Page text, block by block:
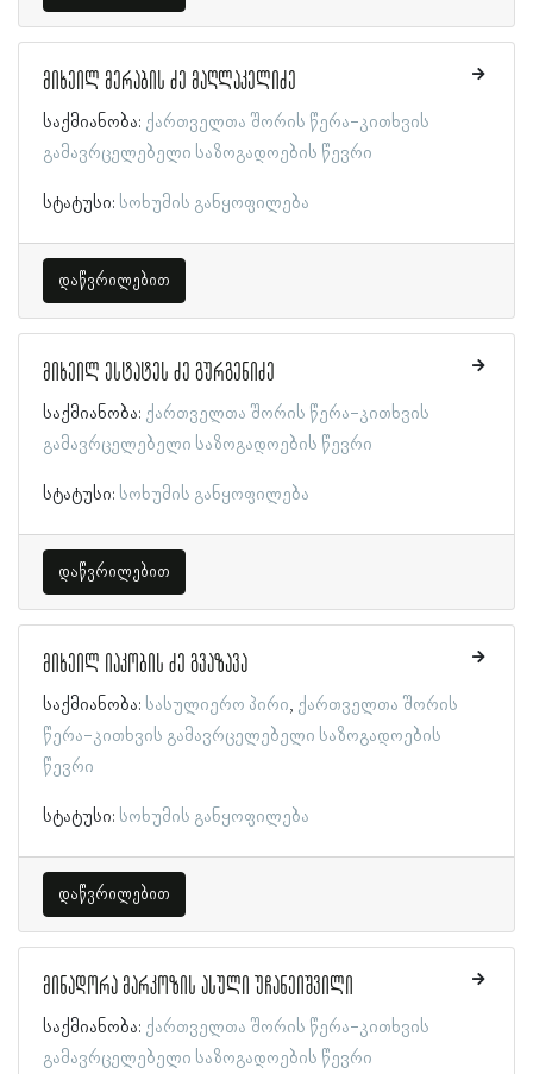
მიხეილ მერაბის ძე მაღლაკელიძე
საქმიანობა: ქართველთა შორის წერა-კითხვის
გამავრცელებელი საზოგადოების წევრი
სტატუსი: სოხუმის განყოფილება
დაწვრილებით
მიხეილ ესტატეს ძე გურგენიძე
საქმიანობა: ქართველთა შორის წერა-კითხვის
გამავრცელებელი საზოგადოების წევრი
სტატუსი: სოხუმის განყოფილება
დაწვრილებით
მიხეილ იაკობის ძე გვაზავა
საქმიანობა: სასულიერო პირი ქართველთა შორის
წერა-კითხვის გამავრცელებელი საზოგადოების
წევრი
სტატუსი: სოხუმის განყოფილება
დაწვრილებით
მინადორა მარკოზის ასული უჩანეიშვილი
საქმიანობა: ქართველთა შორის წერა-კითხვის
გამავრცელებელი საზოგადოების წევრი